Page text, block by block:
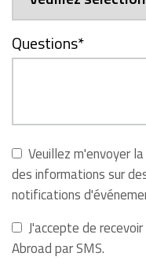
Questions*
Veuillez m'envoyer
des informations sur
notifications
J'accepte de
Abroad par SMS.